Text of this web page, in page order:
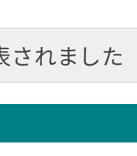
されました